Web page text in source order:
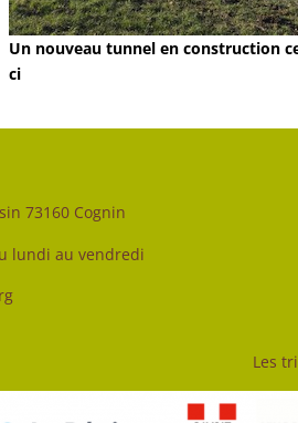
Un nouveau tunnel en construction
ci
73160 Cognin
lundi au vendredi
Les